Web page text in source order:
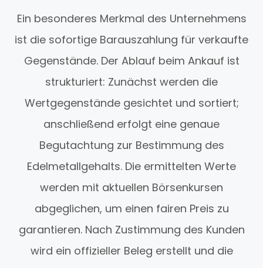
Ein besonderes Merkmal des Unternehmens
ist die sofortige Barauszahlung für verkaufte
Gegenstände. Der Ablauf beim Ankauf ist
strukturiert: Zunächst werden die
Wertgegenstände gesichtet und sortiert;
anschließend erfolgt eine genaue
Begutachtung zur Bestimmung des
Edelmetallgehalts. Die ermittelten Werte
werden mit aktuellen Börsenkursen
abgeglichen, um einen fairen Preis zu
garantieren. Nach Zustimmung des Kunden
wird ein offizieller Beleg erstellt und die